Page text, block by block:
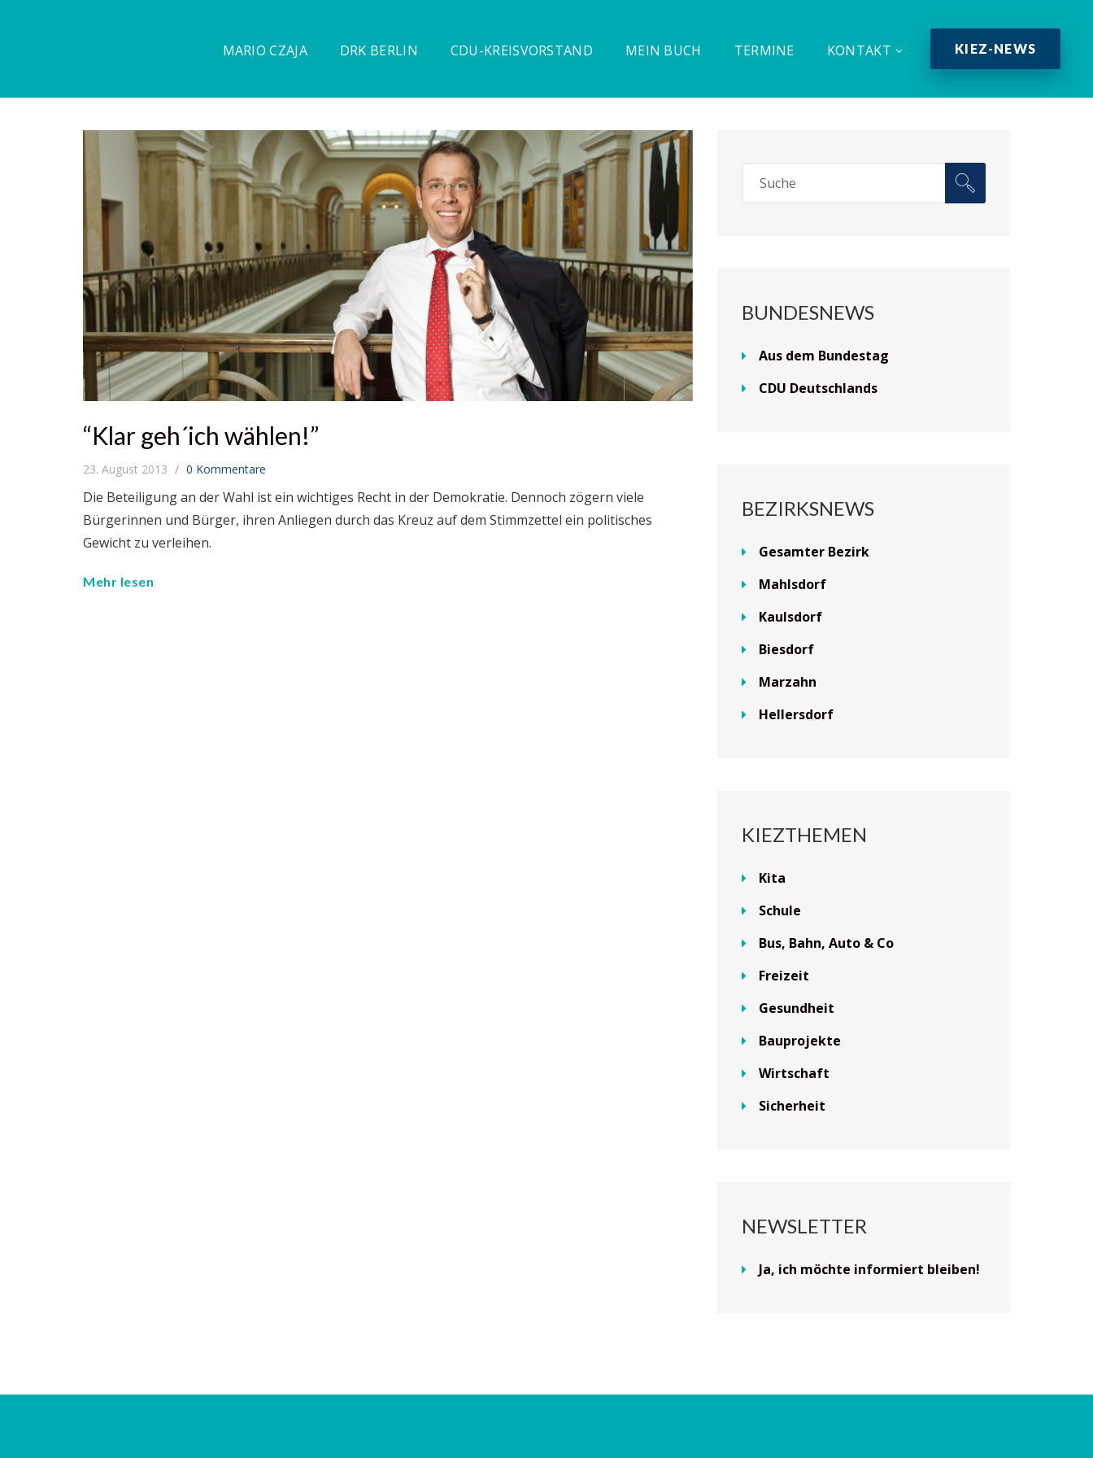
MARIO CZAJA DRK BERLIN CDU-KREISVORSTAND MEIN BUCH TERMINE KONTAKT KIEZ-NEWS
“Klar geh´ich wählen!”
23. August 2013 0 Kommentare
Die Beteiligung an der Wahl ist ein wichtiges Recht in der Demokratie. Dennoch zögern viele
Bürgerinnen und Bürger, ihren Anliegen durch das Kreuz auf dem Stimmzettel ein politisches
Gewicht zu verleihen.
Mehr lesen
BUNDESNEWS
Aus dem Bundestag
CDU Deutschlands
BEZIRKSNEWS
Gesamter Bezirk
Mahlsdorf
Kaulsdorf
Biesdorf
Marzahn
Hellersdorf
KIEZTHEMEN
Kita
Schule
Bus, Bahn, Auto & Co
Freizeit
Gesundheit
Bauprojekte
Wirtschaft
Sicherheit
NEWSLETTER
Ja, ich möchte informiert bleiben!